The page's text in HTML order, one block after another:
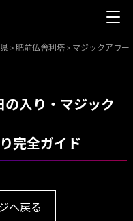
> 肥前仏舎利塔 > マジックアワー
の入り・マジック
完全ガイド
へ戻る